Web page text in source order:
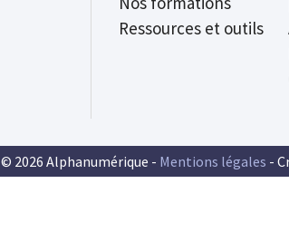
Ressources et outils
© 2026 Alphanumérique - Mentions légales -